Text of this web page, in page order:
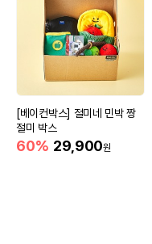
[베이컨박스] 절미네 민박 짱
절미 박스
60% 29,900원